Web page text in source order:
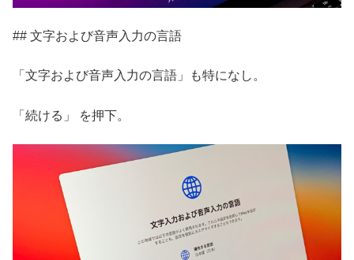
## 文字および音声入力の言語
「文字および音声入力の言語」も特になし。
「続ける」 を押下。